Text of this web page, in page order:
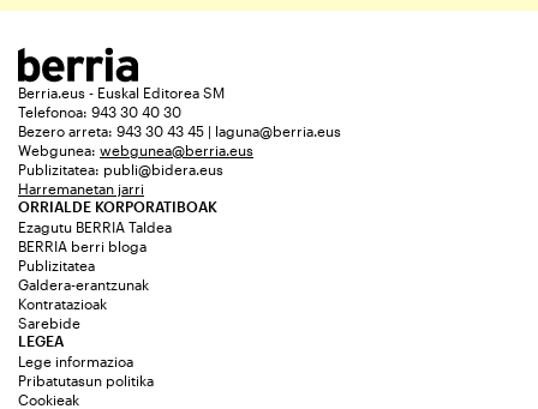
Berria.eus - Euskal Editorea SM
Telefonoa: 943 30 40 30
Bezero arreta: 943 30 43 45 | laguna@berria.eus
Webgunea: webgunea@berria.eus
Publizitatea: publi@bidera.eus
Harremanetan jarri
ORRIALDE KORPORATIBOAK
Ezagutu BERRIA Taldea
BERRIA berri bloga
Publizitatea
Galdera-erantzunak
Kontratazioak
Sarebide
LEGEA
Lege informazioa
Pribatutasun politika
Cookieak